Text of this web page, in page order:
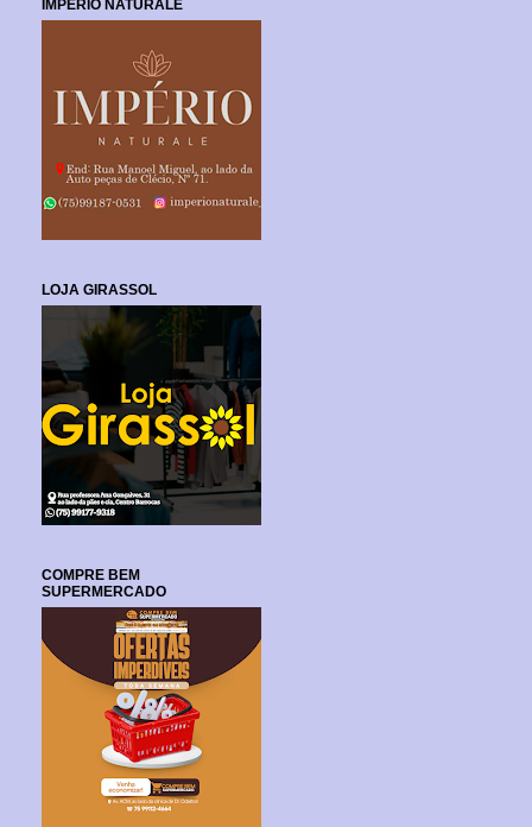
IMPÉRIO NATURALE
LOJA GIRASSOL
COMPRE BEM
SUPERMERCADO